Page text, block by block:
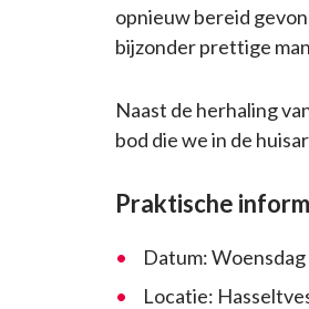
opnieuw bereid
bijzonder prettige
Naast de herhaling
bod die we in de
Praktische
Datum:
Locatie: